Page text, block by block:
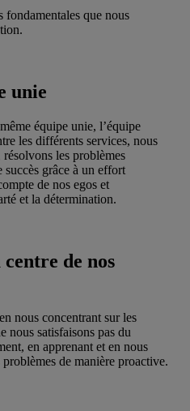
fondamentales que nous
unie
équipe unie, l’équipe
les différents services, nous
les problèmes
succès grâce à un effort
de nos egos et
et la détermination.
de nos
nous concentrant sur les
nous satisfaisons pas du
en apprenant et en nous
de manière proactive.